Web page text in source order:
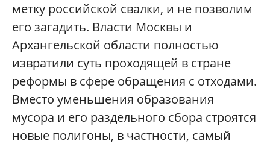
метку российской свалки, и не позволим
его загадить. Власти Москвы и
Архангельской области полностью
извратили суть проходящей в стране
реформы в сфере обращения с отходами.
Вместо уменьшения образования
мусора и его раздельного сбора строятся
новые полигоны, в частности, самый